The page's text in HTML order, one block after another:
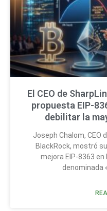
El CEO de
propuesta EIP-
debilitar la
Joseph Chalom, CEO
BlackRock, mostró
mejora EIP-8363
denominada